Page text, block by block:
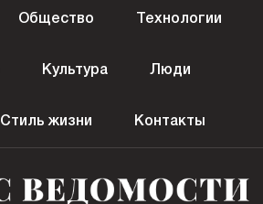
Общество Технологии
Культура Люди
Стиль жизни Контакты